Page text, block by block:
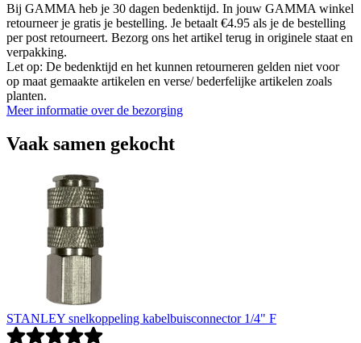
Bij GAMMA heb je 30 dagen bedenktijd. In jouw GAMMA winkel
retourneer je gratis je bestelling. Je betaalt €4.95 als je de bestelling
per post retourneert. Bezorg ons het artikel terug in originele staat en
verpakking.
Let op: De bedenktijd en het kunnen retourneren gelden niet voor
op maat gemaakte artikelen en verse/ bederfelijke artikelen zoals
planten.
Meer informatie over de bezorging
Vaak samen gekocht
STANLEY snelkoppeling kabelbuisconnector 1/4" F